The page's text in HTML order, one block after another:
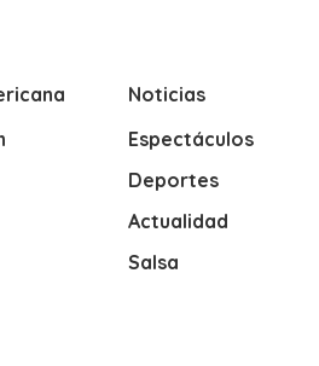
Noticias
Espectáculos
Deportes
Actualidad
Salsa